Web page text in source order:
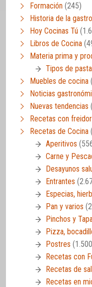
Formación (245)
Historia de la
Hoy Cocinas Tú
Libros de Cocina
Materia prima y
Tipos de pasta
Muebles de cocina
Noticias
Nuevas tendencias
Recetas con
Recetas de Cocina
Aperitivos
Carne y
Desayunos
Entrantes
Especias,
Pan y varios
Pinchos y
Pizza,
Postres
Recetas con
Recetas de
Recetas en